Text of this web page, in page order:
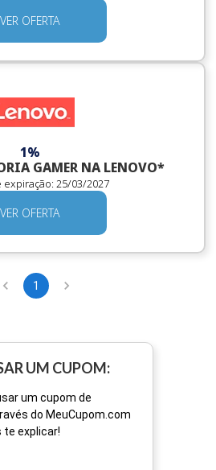
VER OFERTA
1%
GAMER NA LENOVO*
expiração: 25/03/2027
VER OFERTA
1
UM CUPOM:
um cupom de
do MeuCupom.com
te explicar!